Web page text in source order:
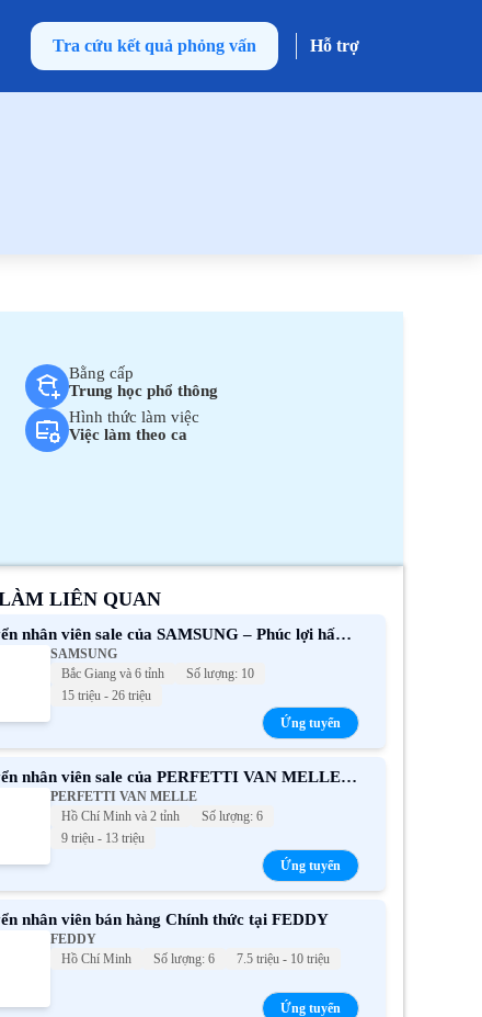
Tra cứu kết quả phỏng vấn Hỗ trợ
Bằng cấp
Trung học phổ thông
Hình thức làm việc
Việc làm theo ca
LIÊN QUAN
nhân viên sale của SAMSUNG – Phúc lợi hấp
SAMSUNG
Bắc Giang và 6 tỉnh
Số lượng: 10
15 triệu - 26 triệu
Ứng tuyển
nhân viên sale của PERFETTI VAN MELLE –
lợi hấp dẫn
PERFETTI VAN MELLE
Hồ Chí Minh và 2 tỉnh
Số lượng: 6
9 triệu - 13 triệu
Ứng tuyển
nhân viên bán hàng Chính thức tại FEDDY
FEDDY
Hồ Chí Minh
Số lượng: 6 7.5 triệu - 10 triệu
Ứng tuyển